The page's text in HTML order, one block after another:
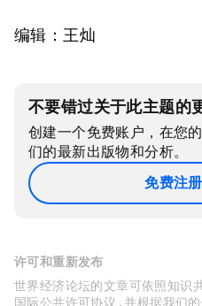
编辑：王灿
不要错过关于此主题的
创建一个免费账户，在您
们的最新出版物和分析。
免费注册
许可和重新发布
世界经济论坛的文章可依照知识
国际公共许可协议 , 并根据我们